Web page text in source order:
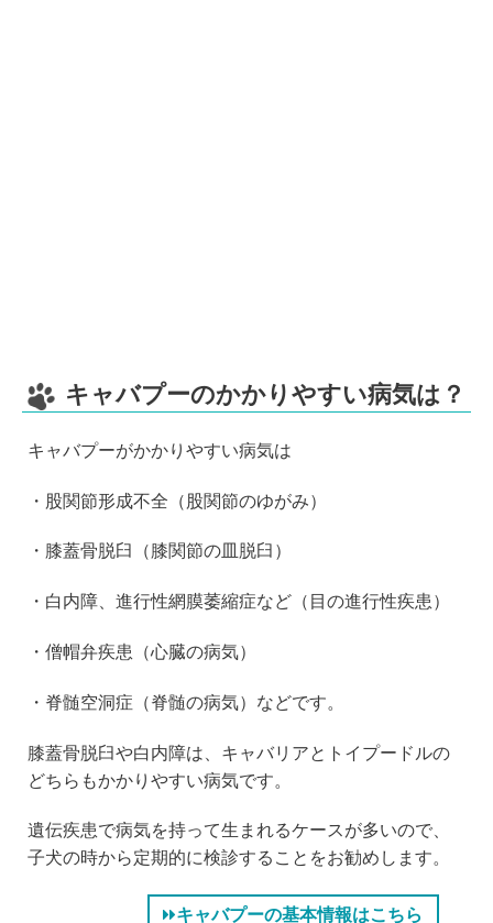
キャバプーのかかりやすい病気は？
キャバプーがかかりやすい病気は
・股関節形成不全（股関節のゆがみ）
・膝蓋骨脱臼（膝関節の皿脱臼）
・白内障、進行性網膜萎縮症など（目の進行性疾患）
・僧帽弁疾患（心臓の病気）
・脊髄空洞症（脊髄の病気）などです。
膝蓋骨脱臼や白内障は、キャバリアとトイプードルの
どちらもかかりやすい病気です。
遺伝疾患で病気を持って生まれるケースが多いので、
子犬の時から定期的に検診することをお勧めします。
キャバプーの基本情報はこちら